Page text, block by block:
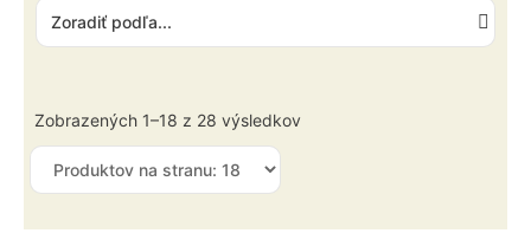
Zobrazených 1–18 z 28 výsledkov